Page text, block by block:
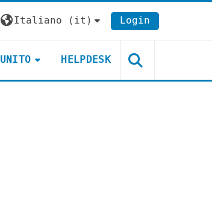
Italiano ‎(it)‎ Login
UNITO HELPDESK